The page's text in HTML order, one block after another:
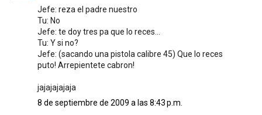
Jefe: reza el padre nuestro
Tu: No
Jefe: te doy tres pa que lo reces...
Tu: Y si no?
Jefe: (sacando una pistola calibre 45) Que lo reces
puto! Arrepientete cabron!
jajajajajaja
8 de septiembre de 2009 a las 8:43 p.m.